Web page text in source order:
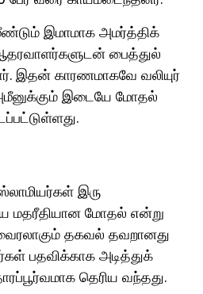
இமாமாக அமர்த்திக்
பைத்துல்
இதன் காரணமாகவே வலியுர்
இடையே மோதல்
இரு
மதரீதியான மோதல் என்று
தகவல் தவறானது
பதவிக்காக அடித்துக்
தெரிய வந்தது.